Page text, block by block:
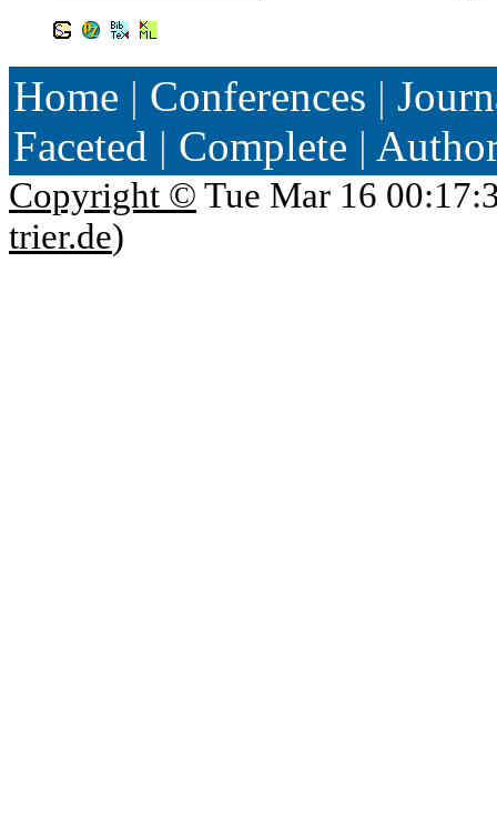
Home | Conferences |
Faceted | Complete |
Copyright © Tue Mar 16
trier.de)